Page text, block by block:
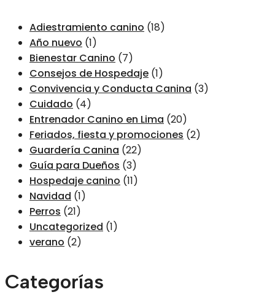
Adiestramiento canino (18)
Año nuevo (1)
Bienestar Canino (7)
Consejos de Hospedaje (1)
Convivencia y Conducta Canina (3)
Cuidado (4)
Entrenador Canino en Lima (20)
Feriados, fiesta y promociones (2)
Guardería Canina (22)
Guía para Dueños (3)
Hospedaje canino (11)
Navidad (1)
Perros (21)
Uncategorized (1)
verano (2)
Categorías